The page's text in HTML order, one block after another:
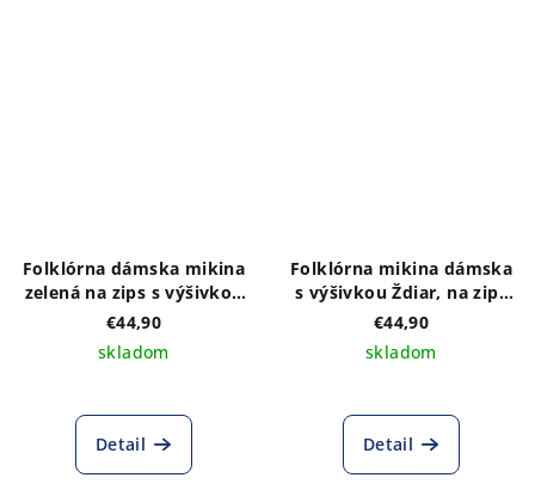
Folklórna dámska mikina
zelená na zips s výšivkou
na prednom a zadnom
diele vzor MONIKA- výber
z troch farebných
€44,90
skladom
Detail
Folklórna mikina dámska
s výšivkou Ždiar, na zips
bez kapucne
€44,90
skladom
Detail